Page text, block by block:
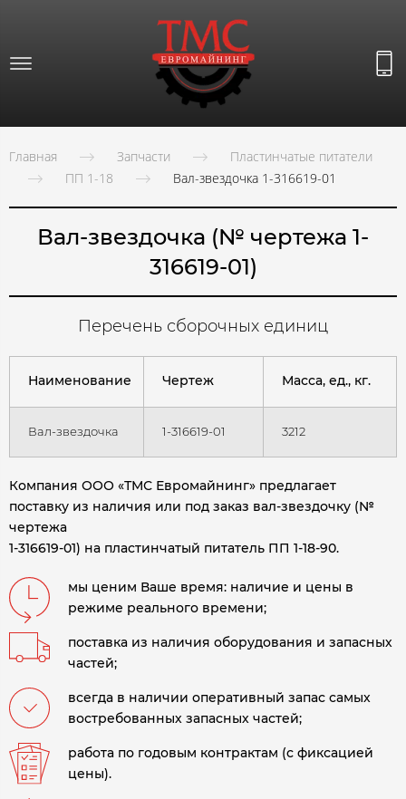
Главная Запчасти
Пластинчатые питатели
ПП 1-18
Вал-звездочка 1-316619-01
Вал-звездочка (№ чертежа 1-
316619-01)
Перечень сборочных единиц
Наименование Чертеж Масса, ед., кг.
Вал-звездочка 1-316619-01 3212
Компания ООО «ТМС Евромайнинг» предлагает
поставку из наличия или под заказ вал-звездочку (№
чертежа
1-316619-01) на пластинчатый питатель ПП 1-18-90.
мы ценим Ваше время: наличие и цены в
режиме реального времени;
поставка из наличия оборудования и запасных
частей;
всегда в наличии оперативный запас самых
востребованных запасных частей;
работа по годовым контрактам (с фиксацией
цены).